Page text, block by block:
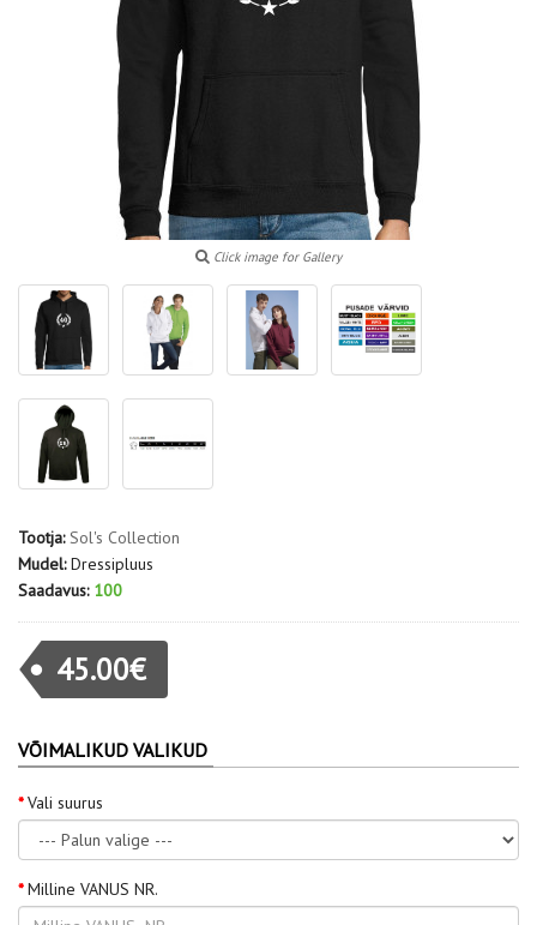
Click image for Gallery
Tootja: Sol's Collection
Mudel: Dressipluus
Saadavus: 100
45.00€
VÕIMALIKUD VALIKUD
Vali suurus
Milline VANUS NR.